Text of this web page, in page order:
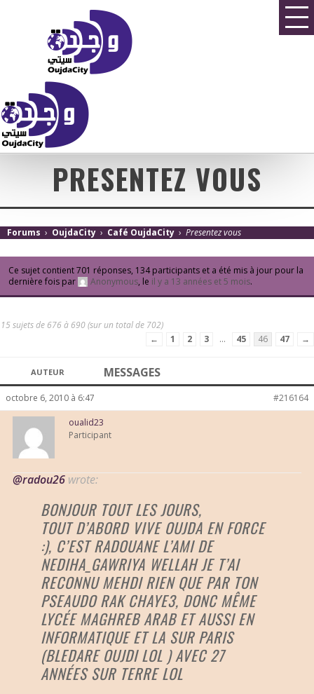
PRESENTEZ VOUS
Forums › OujdaCity › Café OujdaCity › Presentez vous
Ce sujet contient 701 réponses, 134 participants et a été mis à jour pour la
dernière fois par
Anonymous, le il y a 13 années et 5 mois.
15 sujets de 676 à 690 (sur un total de 702)
←
1 2 3 … 45 46 47 →
AUTEUR MESSAGES
octobre 6, 2010 à 6:47 #216164
oualid23
Participant
@radou26 wrote:
BONJOUR TOUT LES JOURS,
TOUT D’ABORD VIVE OUJDA EN FORCE
:), C’EST RADOUANE L’AMI DE
NEDIHA_GAWRIYA WELLAH JE T’AI
RECONNU MEHDI RIEN QUE PAR TON
PSEAUDO RAK CHAYE3, DONC MÊME
LYCÉE MAGHREB ARAB ET AUSSI EN
INFORMATIQUE ET LA SUR PARIS
(BLEDARE OUJDI LOL ) AVEC 27
ANNÉES SUR TERRE LOL